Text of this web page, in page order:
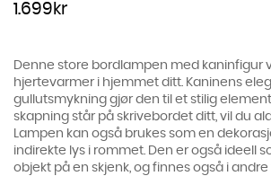
1.699 kr
Denne store bordlampen med kaninfigur
hjertevarmer i hjemmet ditt. Kaninens
gullutsmykning gjør den til et stilig
skapning står på skrivebordet ditt, vil du
Lampen kan også brukes som en
indirekte lys i rommet. Den er også ideell
objekt på en skjenk, og finnes også i